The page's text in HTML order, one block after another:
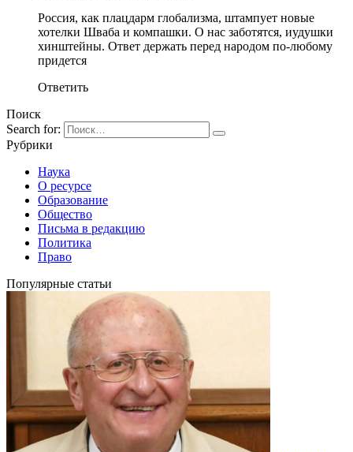
Россия, как плацдарм глобализма, штампует новые
хотелки Шваба и компашки. О нас заботятся, иудушки
хинштейны. Ответ держать перед народом по-любому
придется
Ответить
Поиск
Search for:
Рубрики
Наука
О ресурсе
Образование
Общество
Письма в редакцию
Политика
Право
Популярные статьи